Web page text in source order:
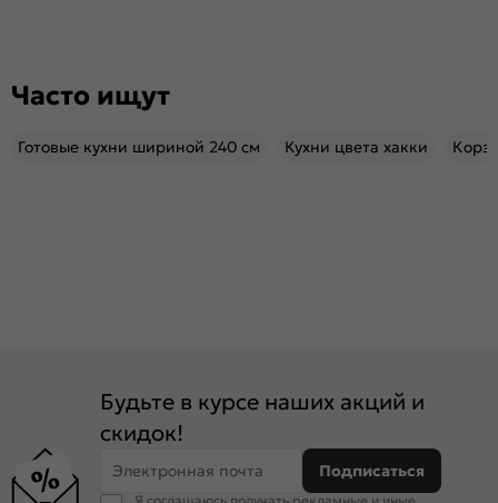
Часто ищут
Готовые кухни шириной 240 см Кухни цвета хакки
Будьте в курсе наших акций и
скидок!
Электронная почта Подписаться